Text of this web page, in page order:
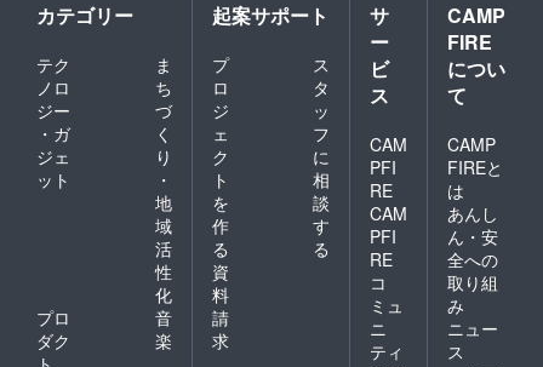
カテゴリー
テク
ノロ
ジー
・ガ
ジェ
ット
ま
ち
づ
く
り
・
地
域
活
性
化
プロ
ダク
音
楽
起案サポート
プ
ロ
ジ
ェ
ク
ト
を
作
る
ス
タ
ッ
フ
に
相
談
す
る
資
料
請
求
サ
ー
ビ
ス
CAM
PFI
RE
CAM
PFI
RE
コ
ミュ
ニ
ティ
CAMP
FIRE
につい
て
CAMP
FIREと
は
あんし
ん・安
全への
取り組
み
ニュー
ス